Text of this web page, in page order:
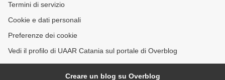
Termini di servizio
Cookie e dati personali
Preferenze dei cookie
Vedi il profilo di UAAR Catania sul portale di Overblog
Creare un blog su Overblog